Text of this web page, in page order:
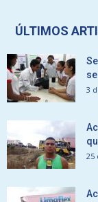
ÚLTIMOS
3
25